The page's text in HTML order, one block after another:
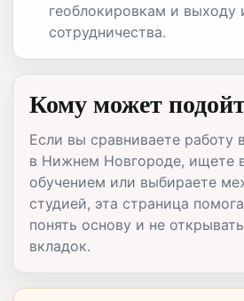
геоблокировкам и выходу
сотрудничества.
Кому может
Если вы сравниваете работу
в Нижнем Новгороде, ищете
обучением или выбираете
студией, эта страница
понять основу и не
вкладок.